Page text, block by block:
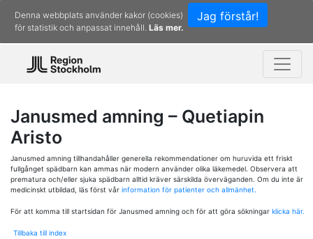
Jag förstår!
Denna webbplats använder kakor (cookies)
för statistik och anpassat innehåll. Läs mer.
Janusmed amning – Quetiapin
Aristo
Janusmed amning tillhandahåller generella rekommendationer om huruvida ett friskt
fullgånget spädbarn kan ammas när modern använder olika läkemedel. Observera att
prematura och/eller sjuka spädbarn alltid kräver särskilda överväganden. Om du inte är
medicinskt utbildad, läs först vår information för patienter och allmänhet.
För att komma till startsidan för Janusmed amning och för att göra sökningar klicka här.
Tillbaka till index